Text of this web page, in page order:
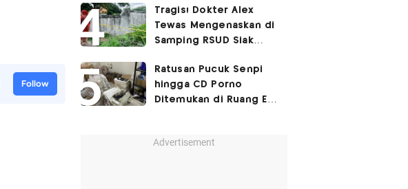
Follow
Korban di Kontrakan
Tragis! Dokter Alex
Tewas Mengenaskan di
Samping RSUD Siak
Rocuronium
Ratusan Pucuk Senpi
hingga CD Porno
Ditemukan di Ruang Eks
Advertisement